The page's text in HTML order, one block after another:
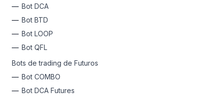
Bot DCA
Bot BTD
Bot LOOP
Bot QFL
Bots de trading de Futuros
Bot COMBO
Bot DCA Futures